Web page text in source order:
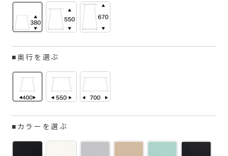
■奥行を選ぶ
■カラーを選ぶ